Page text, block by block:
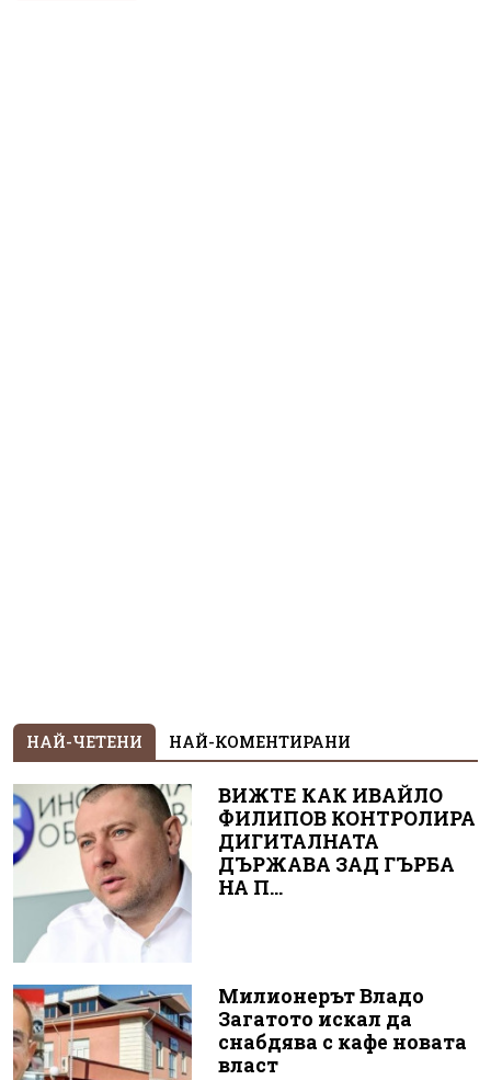
НАЙ-ЧЕТЕНИ НАЙ-КОМЕНТИРАНИ
ВИЖТЕ КАК ИВАЙЛО
ФИЛИПОВ КОНТРОЛИРА
ДИГИТАЛНАТА
ДЪРЖАВА ЗАД ГЪРБА
НА П...
Милионерът Владо
Загатото искал да
снабдява с кафе новата
власт